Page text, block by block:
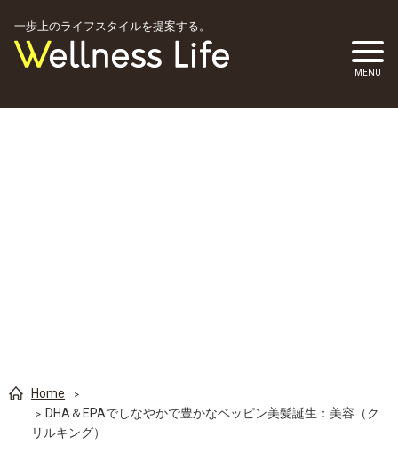
一歩上のライフスタイルを提案する。
Home
DHA＆EPAでしなやかで豊かなベッピン美髪誕生：美容（ク
リルキング）